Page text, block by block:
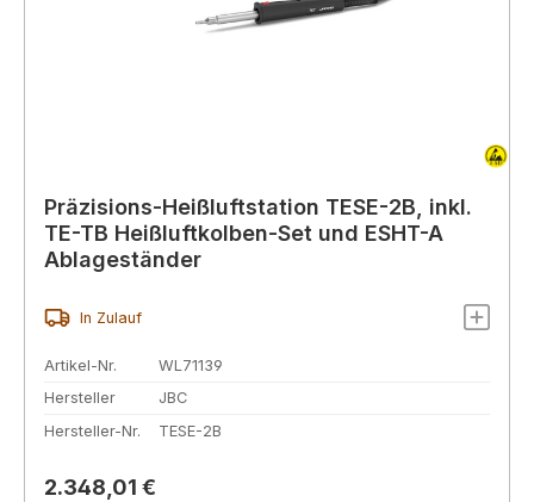
Präzisions-Heißluftstation TESE-2B, inkl.
TE-TB Heißluftkolben-Set und ESHT-A
Ablageständer
In Zulauf
Artikel-Nr.
WL71139
Hersteller
JBC
Hersteller-Nr.
TESE-2B
Regulärer Preis:
2.348,01 €